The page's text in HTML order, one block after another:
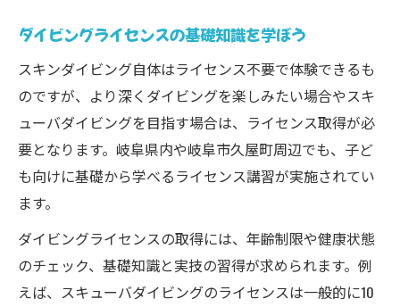
ダイビングライセンスの基礎知識を学ぼう
スキンダイビング自体はライセンス不要で体験できるも
のですが、より深くダイビングを楽しみたい場合やスキ
ューバダイビングを目指す場合は、ライセンス取得が必
要となります。岐阜県内や岐阜市久屋町周辺でも、子ど
も向けに基礎から学べるライセンス講習が実施されてい
ます。
ダイビングライセンスの取得には、年齢制限や健康状態
のチェック、基礎知識と実技の習得が求められます。例
えば、スキューバダイビングのライセンスは一般的に10